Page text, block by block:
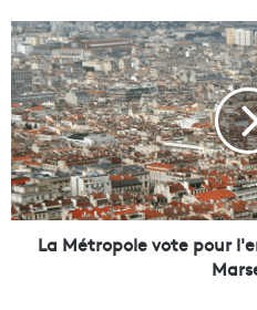
o
n
n
e
t
r
o
i
s
L
a
M
é
t
r
o
p
o
La Métropole vote pour